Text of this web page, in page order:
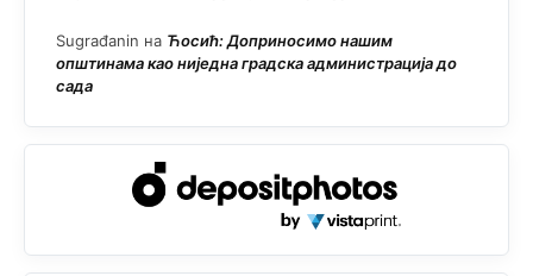
Sugrađanin на Ћосић: Доприносимо нашим
општинама као ниједна градска администрација до
сада